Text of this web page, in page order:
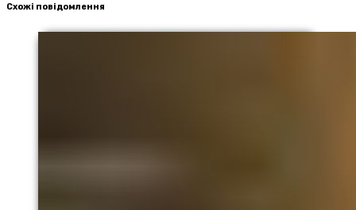
Схожі повідомлення